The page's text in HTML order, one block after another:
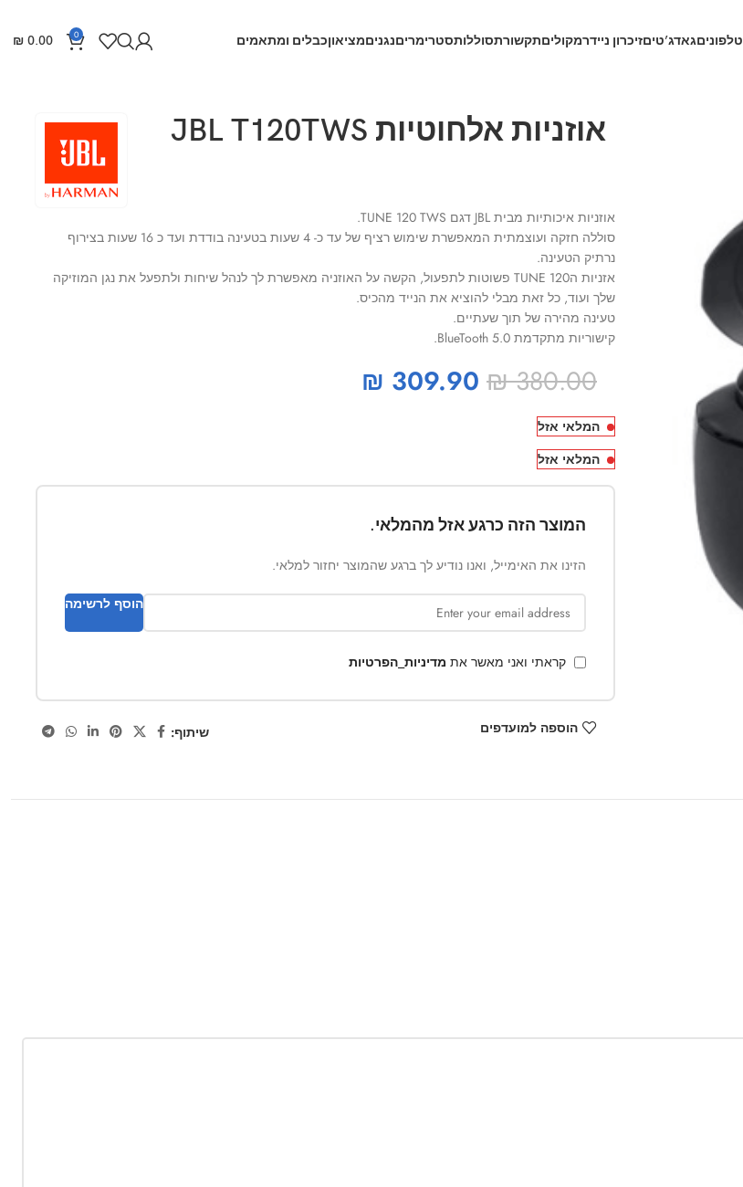
טלפוניםגאדג’טיםזיכרון ניידרמקוליםתקשורתסוללותסטרימריםנגניםמציאוןכבלים ומתאמים 0
₪ 0.00
אוזניות אלחוטיות JBL T120TWS
אוזניות איכותיות מבית JBL דגם TUNE 120 TWS.
סוללה חזקה ועוצמתית המאפשרת שימוש רציף של עד כ- 4 שעות בטעינה בודדת ועד כ 16 שעות בצירוף
נרתיק הטעינה.
אזניות הTUNE 120 פשוטות לתפעול, הקשה על האוזניה מאפשרת לך לנהל שיחות ולתפעל את נגן המוזיקה
שלך ועוד, כל זאת מבלי להוציא את הנייד מהכיס.
טעינה מהירה של תוך שעתיים.
קישוריות מתקדמת BlueTooth 5.0.
₪380.00
₪ 309.90
המלאי אזל
המלאי אזל
המוצר הזה כרגע אזל מהמלאי.
הזינו את האימייל, ואנו נודיע לך ברגע שהמוצר יחזור למלאי.
הוסף לרשימה
קראתי ואני מאשר את מדיניות_הפרטיות
הוספה למועדפים שיתוף: